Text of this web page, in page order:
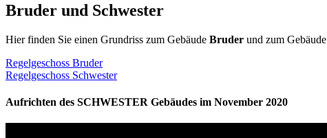
Bruder und Schwester
Hier finden Sie einen Grundriss zum Gebäude Bruder und zum Gebäude
Regelgeschoss Bruder
Regelgeschoss Schwester
Aufrichten des SCHWESTER Gebäudes im November 2020